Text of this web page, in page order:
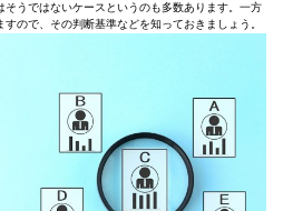
そうではないケースというのも多数あります。一方
ので、その判断基準などを知っておきましょう。